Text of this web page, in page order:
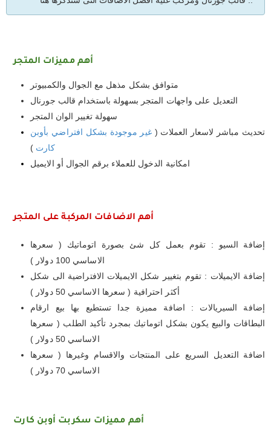
أهم مميزات المتجر
متوافق بشكل مذهل مع الجوال والكمبيوتر
التعديل على واجهات المتجر بسهولة باستخدام قالب جورنال
سهولة تغيير الوان المتجر
تحديث مباشر لاسعار العملات (غير موجودة بشكل افتراضي بأوبن
كارت )
امكانية الدخول للعملاء برقم الجوال أو الايميل
أهم الاضافات المركبة على المتجر
إضافة السيو : تقوم بعمل كل شئ بصورة اتوماتيك ( سعرها
الاساسي 100 دولار )
إضافة الايميلات : تقوم بتغيير شكل الايميلات الافتراضية الى شكل
أكثر احترافية ( سعرها الاساسي 50 دولار )
إضافة السيريالات : اضافة مميزة جدا تستطيع بها بيع ارقام
البطاقات والبيع يكون بشكل اتوماتيك بمجرد تأكيد الطلب ( سعرها
الاساسي 50 دولار )
اضافة التعديل السريع على المنتجات والاقسام وغيرها ( سعرها
الاساسي 70 دولار )
أهم مميزات سكربت أوبن كارت